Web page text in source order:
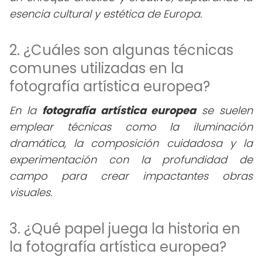
esencia cultural y estética de Europa.
2. ¿Cuáles son algunas técnicas
comunes utilizadas en la
fotografía artística europea?
En la fotografía artística europease suelen
emplear técnicas como la iluminación
dramática, la composición cuidadosa y la
experimentación con la profundidad de
campo para crear impactantes obras
visuales.
3. ¿Qué papel juega la historia en
la fotografía artística europea?